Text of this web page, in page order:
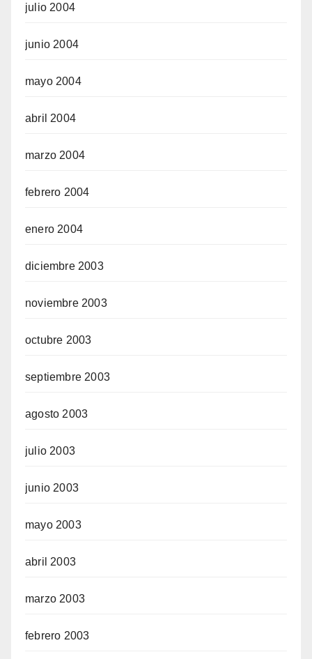
julio 2004
junio 2004
mayo 2004
abril 2004
marzo 2004
febrero 2004
enero 2004
diciembre 2003
noviembre 2003
octubre 2003
septiembre 2003
agosto 2003
julio 2003
junio 2003
mayo 2003
abril 2003
marzo 2003
febrero 2003